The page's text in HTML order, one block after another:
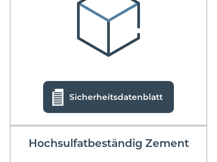
Sicherheitsdatenblatt
Hochsulfatbeständig Zement